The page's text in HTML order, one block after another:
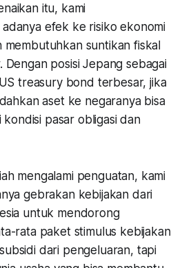
itu, kami
efek ke risiko ekonomi
membutuhkan suntikan fiskal
posisi Jepang sebagai
treasury bond terbesar, jika
aset ke negaranya bisa
kondisi pasar obligasi dan
mengalami penguatan, kami
gebrakan kebijakan dari
untuk mendorong
rata paket stimulus kebijakan
dari pengeluaran, tapi